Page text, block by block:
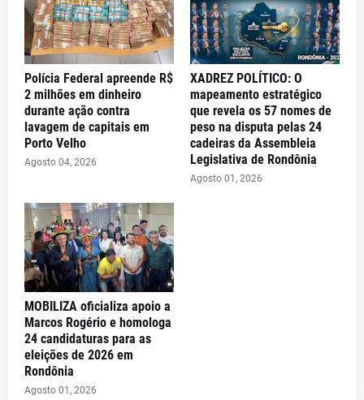
Polícia Federal apreende R$
2 milhões em dinheiro
durante ação contra
lavagem de capitais em
Porto Velho
Agosto 04, 2026
XADREZ POLÍTICO: O
mapeamento estratégico
que revela os 57 nomes de
peso na disputa pelas 24
cadeiras da Assembleia
Legislativa de Rondônia
Agosto 01, 2026
MOBILIZA oficializa apoio a
Marcos Rogério e homologa
24 candidaturas para as
eleições de 2026 em
Rondônia
Agosto 01, 2026